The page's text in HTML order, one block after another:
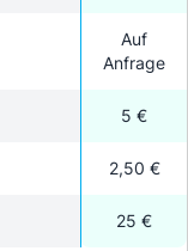
Auf
Anfrage
5 €
2,50 €
25 €